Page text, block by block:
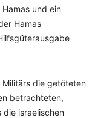
und ein
Hamas
die getöteten
betrachteten,
israelischen